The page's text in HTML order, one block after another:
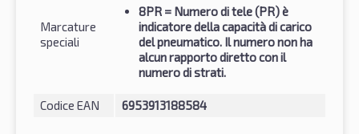
Marcature
speciali
8PR = Numero di tele (PR) è
indicatore della capacità di carico
del pneumatico. Il numero non ha
alcun rapporto diretto con il
numero di strati.
Codice EAN 6953913188584